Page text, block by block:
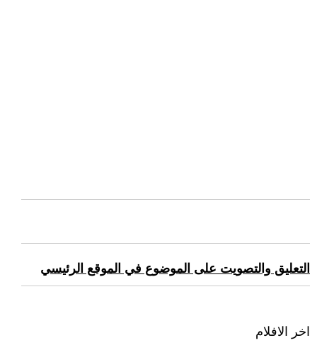
التعليق والتصويت على الموضوع في الموقع الرئيسي
اخر الافلام